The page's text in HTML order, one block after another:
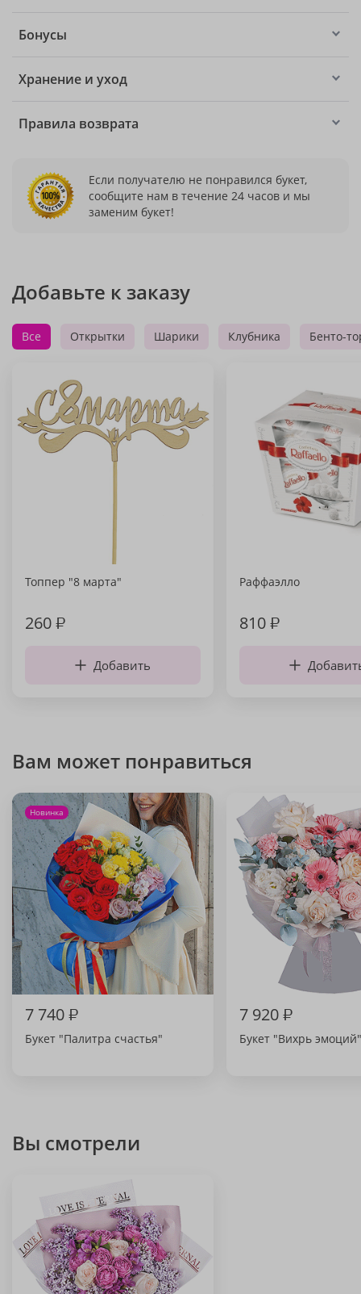
Бонусы
Хранение и уход
Правила возврата
Если получателю не понравился букет,
сообщите нам в течение 24 часов и мы
заменим букет!
Добавьте к заказу
Все Открытки Шарики Клубника Бенто-
Топпер "8 марта"
260₽
Добавить
Раффаэлло
810₽
Вам может понравиться
Новинка
7 740₽
Букет "Палитра счастья"
7 920₽
Букет "Вихрь эмоций"
Вы смотрели